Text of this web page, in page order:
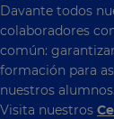
Davante todos
colaboradores
común:
formación para
nuestros alumnos.
Visita nuestros